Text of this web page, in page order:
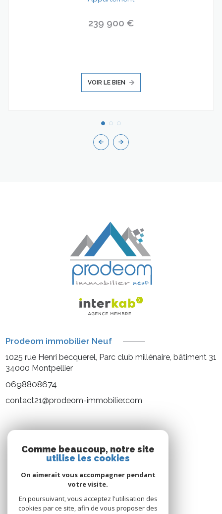
239 900 €
VOIR LE BIEN
Prodeom immobilier Neuf
1025 rue Henri becquerel, Parc club millénaire, bâtiment 31
34000 Montpellier
0698808674
contact21@prodeom-immobilier.com
Nous suivre
Comme beaucoup, notre site
utilise les cookies
On aimerait vous accompagner pendant
votre visite.
En poursuivant, vous acceptez l'utilisation des
cookies par ce site, afin de vous proposer des